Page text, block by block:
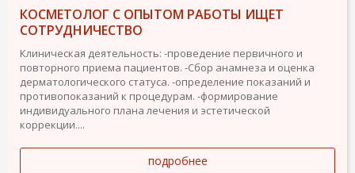
КОСМЕТОЛОГ С ОПЫТОМ РАБОТЫ ИЩЕТ
СОТРУДНИЧЕСТВО
Клиническая деятельность: -проведение первичного и
повторного приема пациентов. -Сбор анамнеза и оценка
дерматологического статуса. -определение показаний и
противопоказаний к процедурам. -формирование
индивидуального плана лечения и эстетической
коррекции....
подробнее